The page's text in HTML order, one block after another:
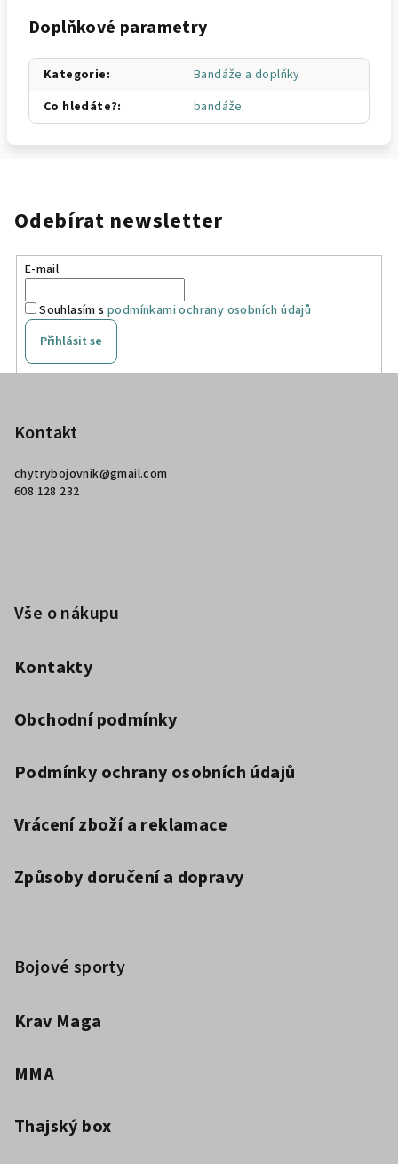
Doplňkové parametry
Kategorie:
Bandáže a doplňky
Co hledáte?: bandáže
Odebírat newsletter
E-mail
Souhlasím s podmínkami ochrany osobních údajů
Přihlásit se
Kontakt
chytrybojovnik@gmail.com
608 128 232
Vše o nákupu
Kontakty
Obchodní podmínky
Podmínky ochrany osobních údajů
Vrácení zboží a reklamace
Způsoby doručení a dopravy
Bojové sporty
Krav Maga
MMA
Thajský box